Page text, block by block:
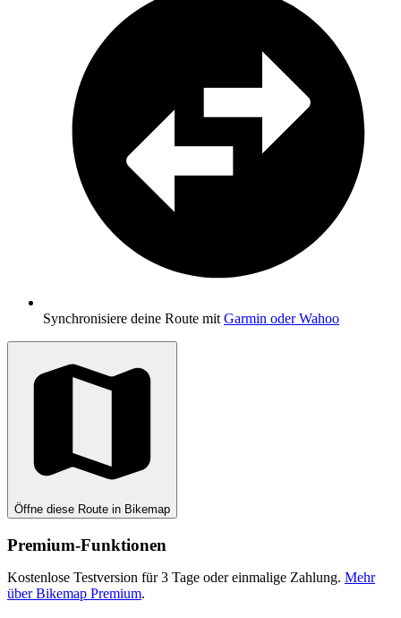
Synchronisiere deine Route mit Garmin oder Wahoo
Öffne diese Route in Bikemap
Premium-Funktionen
Kostenlose Testversion für 3 Tage oder einmalige Zahlung. Mehr
über Bikemap Premium.